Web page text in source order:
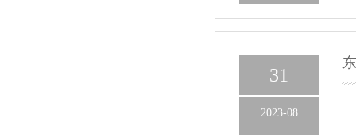
31
2023-08